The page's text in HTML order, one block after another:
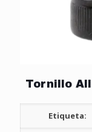
Tornillo
Etiqueta: